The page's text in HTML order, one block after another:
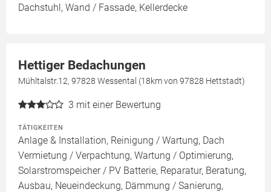
Dachstuhl, Wand / Fassade, Kellerdecke
Hettiger Bedachungen
Mühltalstr.12, 97828 Wessental (18km von 97828 Hettstadt)
3 mit einer Bewertung
TÄTIGKEITEN
Anlage & Installation, Reinigung / Wartung, Dach
Vermietung / Verpachtung, Wartung / Optimierung,
Solarstromspeicher / PV Batterie, Reparatur, Beratung,
Ausbau, Neueindeckung, Dämmung / Sanierung,